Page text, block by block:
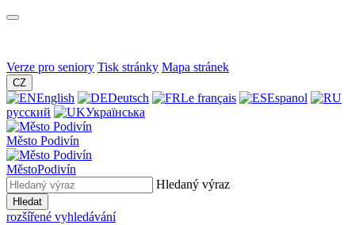
Verze pro seniory Tisk stránky Mapa stránek
CZ
English Deutsch Le français
Espanol
русский
Українська
Město Podivín
MěstoPodivín
Hledaný výraz
Hledat
rozšířené vyhledávání